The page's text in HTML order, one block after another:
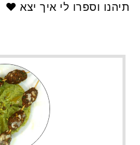
תיהנו וספרו לי איך יצא ❤️